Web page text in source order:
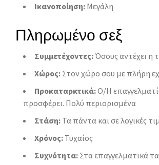
Ικανοποίηση: Μεγάλη
Πληρωμένο σεξ
Συμμετέχοντες:Όσους αντέχει η
Χώρος: Στον χώρο σου με πλήρη
Προκαταρκτικά:Ο/Η
προσφέρει. Πολύ περιορισμένα
Στάση: Τα πάντα και σε λογικές
Χρόνος: Τυχαίος
Συχνότητα: Στα επαγγελματικά